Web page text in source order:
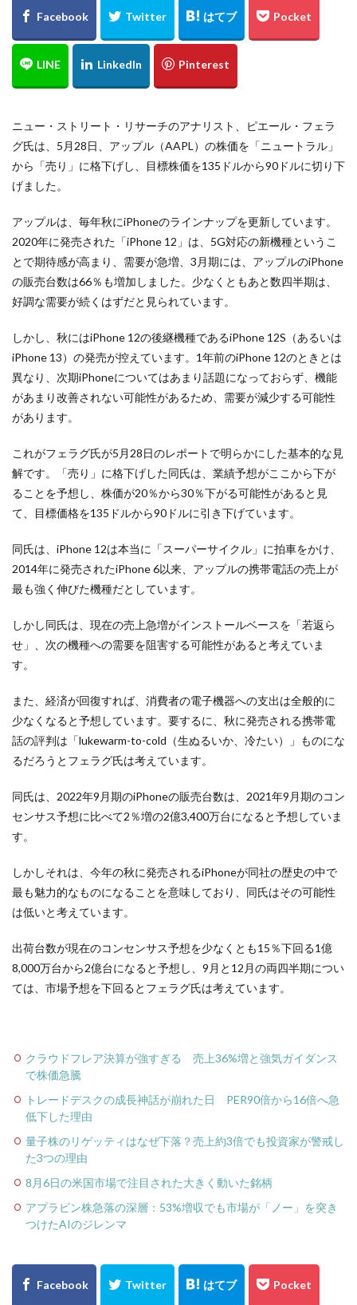
ニュー・ストリート・リサーチのアナリスト、ピエール・フェラ
グ氏は、5月28日、アップル（AAPL）の株価を「ニュートラル」
から「売り」に格下げし、目標株価を135ドルから90ドルに切り下
げました。
アップルは、毎年秋にiPhoneのラインナップを更新しています。
2020年に発売された「iPhone 12」は、5G対応の新機種というこ
とで期待感が高まり、需要が急増、3月期には、アップルのiPhone
の販売台数は66％も増加しました。少なくともあと数四半期は、
好調な需要が続くはずだと見られています。
しかし、秋にはiPhone 12の後継機種であるiPhone 12S（あるいは
iPhone 13）の発売が控えています。1年前のiPhone 12のときとは
異なり、次期iPhoneについてはあまり話題になっておらず、機能
があまり改善されない可能性があるため、需要が減少する可能性
があります。
これがフェラグ氏が5月28日のレポートで明らかにした基本的な見
解です。「売り」に格下げした同氏は、業績予想がここから下が
ることを予想し、株価が20％から30％下がる可能性があると見
て、目標価格を135ドルから90ドルに引き下げています。
同氏は、iPhone 12は本当に「スーパーサイクル」に拍車をかけ、
2014年に発売されたiPhone 6以来、アップルの携帯電話の売上が
最も強く伸びた機種だとしています。
しかし同氏は、現在の売上急増がインストールベースを「若返ら
せ」、次の機種への需要を阻害する可能性があると考えていま
す。
また、経済が回復すれば、消費者の電子機器への支出は全般的に
少なくなると予想しています。要するに、秋に発売される携帯電
話の評判は「lukewarm-to-cold（生ぬるいか、冷たい）」ものにな
るだろうとフェラグ氏は考えています。
同氏は、2022年9月期のiPhoneの販売台数は、2021年9月期のコン
センサス予想に比べて2％増の2億3,400万台になると予想していま
す。
しかしそれは、今年の秋に発売されるiPhoneが同社の歴史の中で
最も魅力的なものになることを意味しており、同氏はその可能性
は低いと考えています。
出荷台数が現在のコンセンサス予想を少なくとも15％下回る1億
8,000万台から2億台になると予想し、9月と12月の両四半期につい
ては、市場予想を下回るとフェラグ氏は考えています。
クラウドフレア決算が強すぎる 売上36%増と強気ガイダンス
で株価急騰
トレードデスクの成長神話が崩れた日 PER90倍から16倍へ急
低下した理由
量子株のリゲッティはなぜ下落？売上約3倍でも投資家が警戒し
た3つの理由
8月6日の米国市場で注目された大きく動いた銘柄
アプラビン株急落の深層：53%増収でも市場が「ノー」を突き
つけたAIのジレンマ